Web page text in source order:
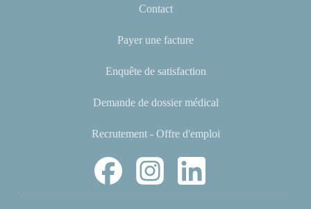
Contact
Payer une facture
Enquête de satisfaction
Demande de dossier médical
Recrutement - Offre d'emploi